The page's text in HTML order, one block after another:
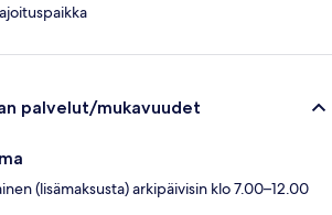
palvelut/mukavuudet
(lisämaksusta) arkipäivisin klo 7.00–12.00